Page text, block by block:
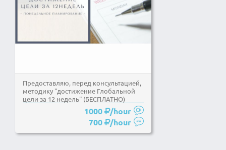
Предоставляю, перед консультацией,
методику "достижение Глобальной
цели за 12 недель" (БЕСПЛАТНО)
1000
/hour
700
/hour